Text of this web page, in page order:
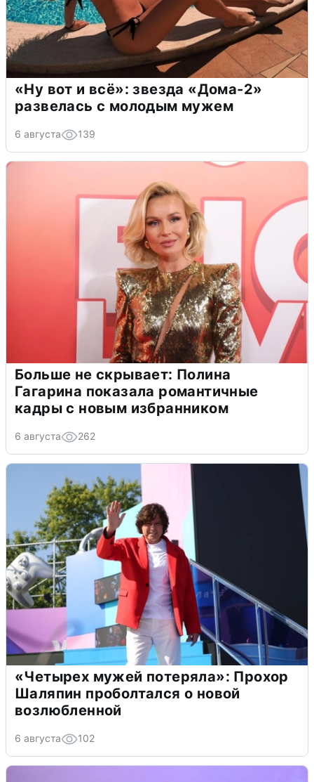
«Ну вот и всё»: звезда «Дома-2»
развелась с молодым мужем
6 августа 139
Больше не скрывает: Полина
Гагарина показала романтичные
кадры с новым избранником
6 августа 262
«Четырех мужей потеряла»: Прохор
Шаляпин проболтался о новой
возлюбленной
6 августа 102